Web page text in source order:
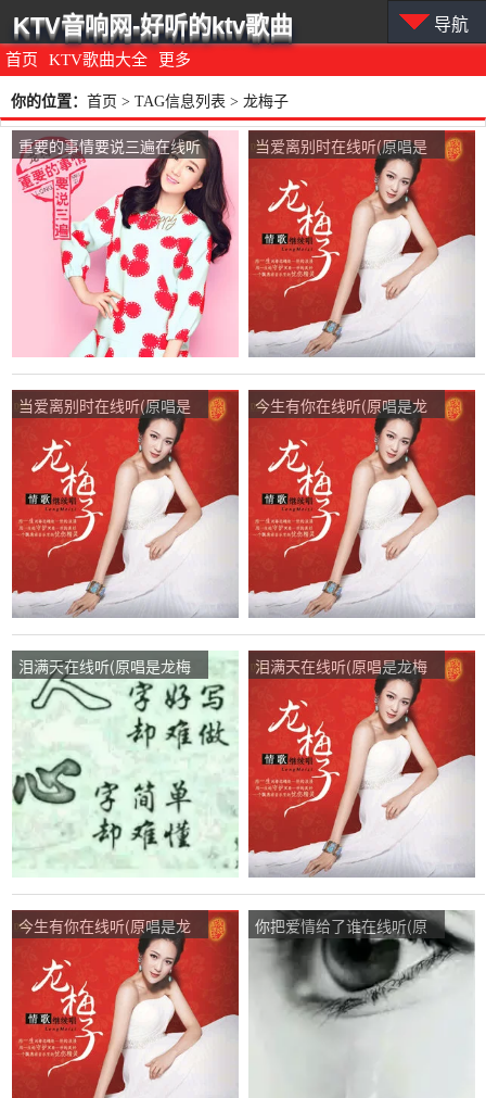
首页 KTV歌曲大全 更多
KTV音响网-好听的ktv歌曲 导航
你的位置： 首页 > TAG信息列表 > 龙梅子
重要的事情要说三遍在线听
(原唱是龙梅子)，星空下的
缘分演唱点播:213次
当爱离别时在线听(原唱是
龙梅子)，海纳百川演唱点
播:37次
当爱离别时在线听(原唱是
龙梅子)，思亲演唱点播:29
次
今生有你在线听(原唱是龙
梅子)，阳光总在风雨后演
唱点播:58次
泪满天在线听(原唱是龙梅
子)，无名氏（暂离）演唱
点播:165次
泪满天在线听(原唱是龙梅
子)，冰山雪莲演唱点
播:166次
今生有你在线听(原唱是龙
梅子)，小群演唱点播:49次
你把爱情给了谁在线听(原
唱是龙梅子)，平凡XD♛访
必回！演唱点播:45次